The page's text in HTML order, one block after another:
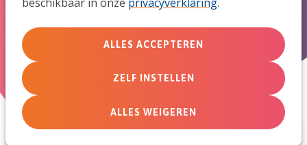
ALLES ACCEPTEREN
ZELF INSTELLEN
ALLES WEIGEREN